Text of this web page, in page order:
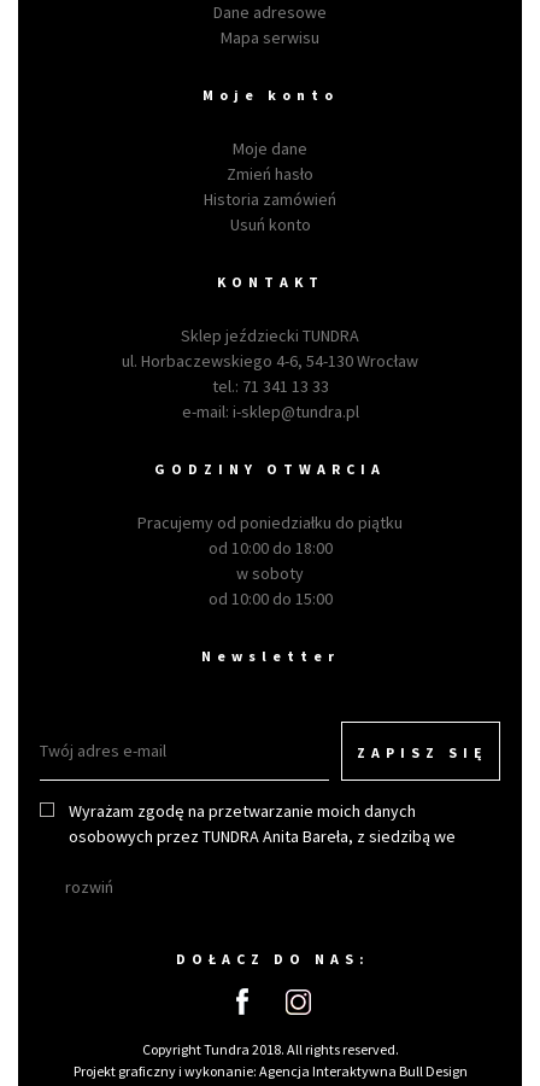
Dane adresowe
Mapa serwisu
Moje konto
Moje dane
Zmień hasło
Historia zamówień
Usuń konto
KONTAKT
Sklep jeździecki TUNDRA
ul. Horbaczewskiego 4-6, 54-130 Wrocław
tel.: 71 341 13 33
e-mail: i-sklep@tundra.pl
GODZINY OTWARCIA
Pracujemy od poniedziałku do piątku
od 10:00 do 18:00
w soboty
od 10:00 do 15:00
Newsletter
ZAPISZ SIĘ
Wyrażam zgodę na przetwarzanie moich danych
osobowych przez TUNDRA Anita Bareła, z siedzibą we
rozwiń
DOŁACZ DO NAS:
Copyright Tundra 2018. All rights reserved.
Projekt graficzny i wykonanie: Agencja Interaktywna Bull Design